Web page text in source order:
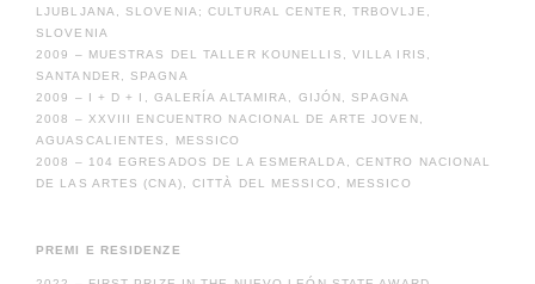
LJUBLJANA, SLOVENIA; CULTURAL CENTER, TRBOVLJE,
SLOVENIA
2009 – MUESTRAS DEL TALLER KOUNELLIS, VILLA IRIS,
SANTANDER, SPAGNA
2009 – I + D + I, GALERÍA ALTAMIRA, GIJÓN, SPAGNA
2008 – XXVIII ENCUENTRO NACIONAL DE ARTE JOVEN,
AGUASCALIENTES, MESSICO
2008 – 104 EGRESADOS DE LA ESMERALDA, CENTRO NACIONAL
DE LAS ARTES (CNA), CITTÀ DEL MESSICO, MESSICO
PREMI E RESIDENZE